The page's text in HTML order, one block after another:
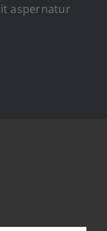
aspernatur